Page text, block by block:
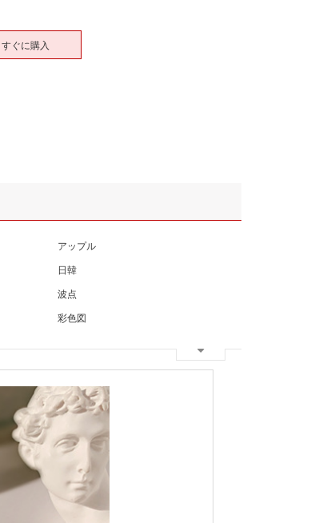
すぐに購入
アップル
日韓
波点
彩色図